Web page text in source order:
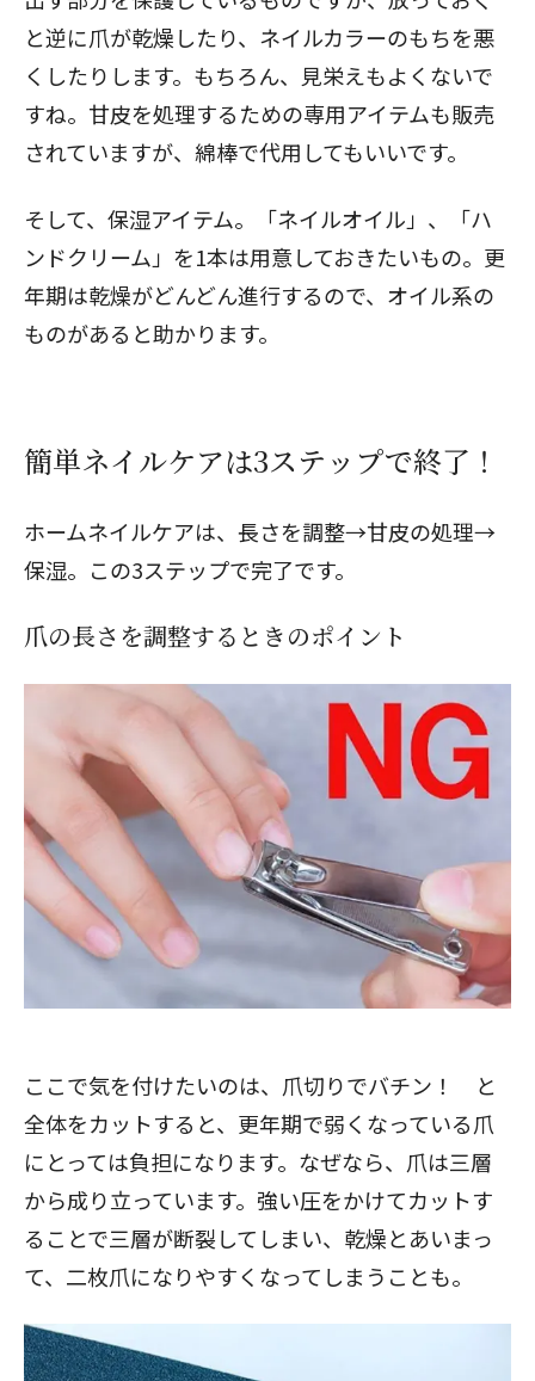
と逆に爪が乾燥したり、ネイルカラーのもちを悪
くしたりします。もちろん、見栄えもよくないで
すね。甘皮を処理するための専用アイテムも販売
されていますが、綿棒で代用してもいいです。
そして、保湿アイテム。「ネイルオイル」、「ハ
ンドクリーム」を1本は用意しておきたいもの。更
年期は乾燥がどんどん進行するので、オイル系の
ものがあると助かります。
簡単ネイルケアは3ステップで終了！
ホームネイルケアは、長さを調整→甘皮の処理→
保湿。この3ステップで完了です。
爪の長さを調整するときのポイント
ここで気を付けたいのは、爪切りでバチン！ と
全体をカットすると、更年期で弱くなっている爪
にとっては負担になります。なぜなら、爪は三層
から成り立っています。強い圧をかけてカットす
ることで三層が断裂してしまい、乾燥とあいまっ
て、二枚爪になりやすくなってしまうことも。